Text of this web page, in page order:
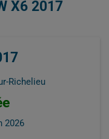
X6 2017
Richelieu
2026